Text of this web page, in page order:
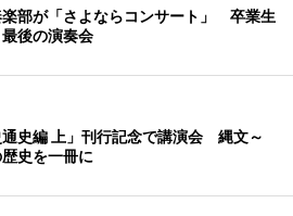
部が「さよならコンサート」 卒業生
後の演奏会
通史編 上」刊行記念で講演会 縄文～
史を一冊に